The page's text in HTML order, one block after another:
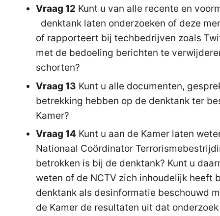
Vraag 12 Kunt u van alle recente en
denktank laten onderzoeken of deze
of rapporteert bij techbedrijven zoals
met de bedoeling berichten te
schorten?
Vraag 13 Kunt u alle documenten,
betrekking hebben op de denktank ter
Kamer?
Vraag 14 Kunt u aan de Kamer laten
Nationaal Coördinator
betrokken is bij de denktank? Kunt u
weten of de NCTV zich inhoudelijk heeft
denktank als desinformatie beschouwd
de Kamer de resultaten uit dat